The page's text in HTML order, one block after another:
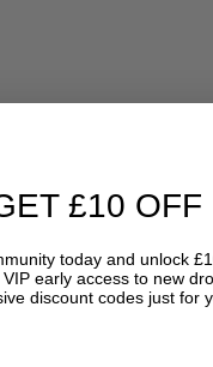
£10 OFF
today and unlock
early access to new
discount codes just for